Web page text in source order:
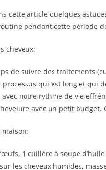
cette article quelques
pendant cette période
cheveux:
de suivre des traitements
processus qui est long et qui
notre rythme de vie
avec un petit budget.
1 cuillère à soupe
les cheveux humides,